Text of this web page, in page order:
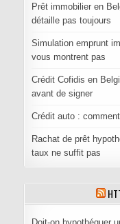
Prêt immobilier en
détaille pas toujours
Simulation emprunt
vous montrent pas
Crédit Cofidis en
avant de signer
Crédit auto :
Rachat de prêt
taux ne suffit pas